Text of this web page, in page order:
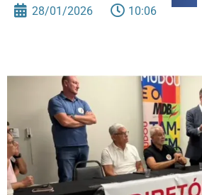
28/01/2026 10:06